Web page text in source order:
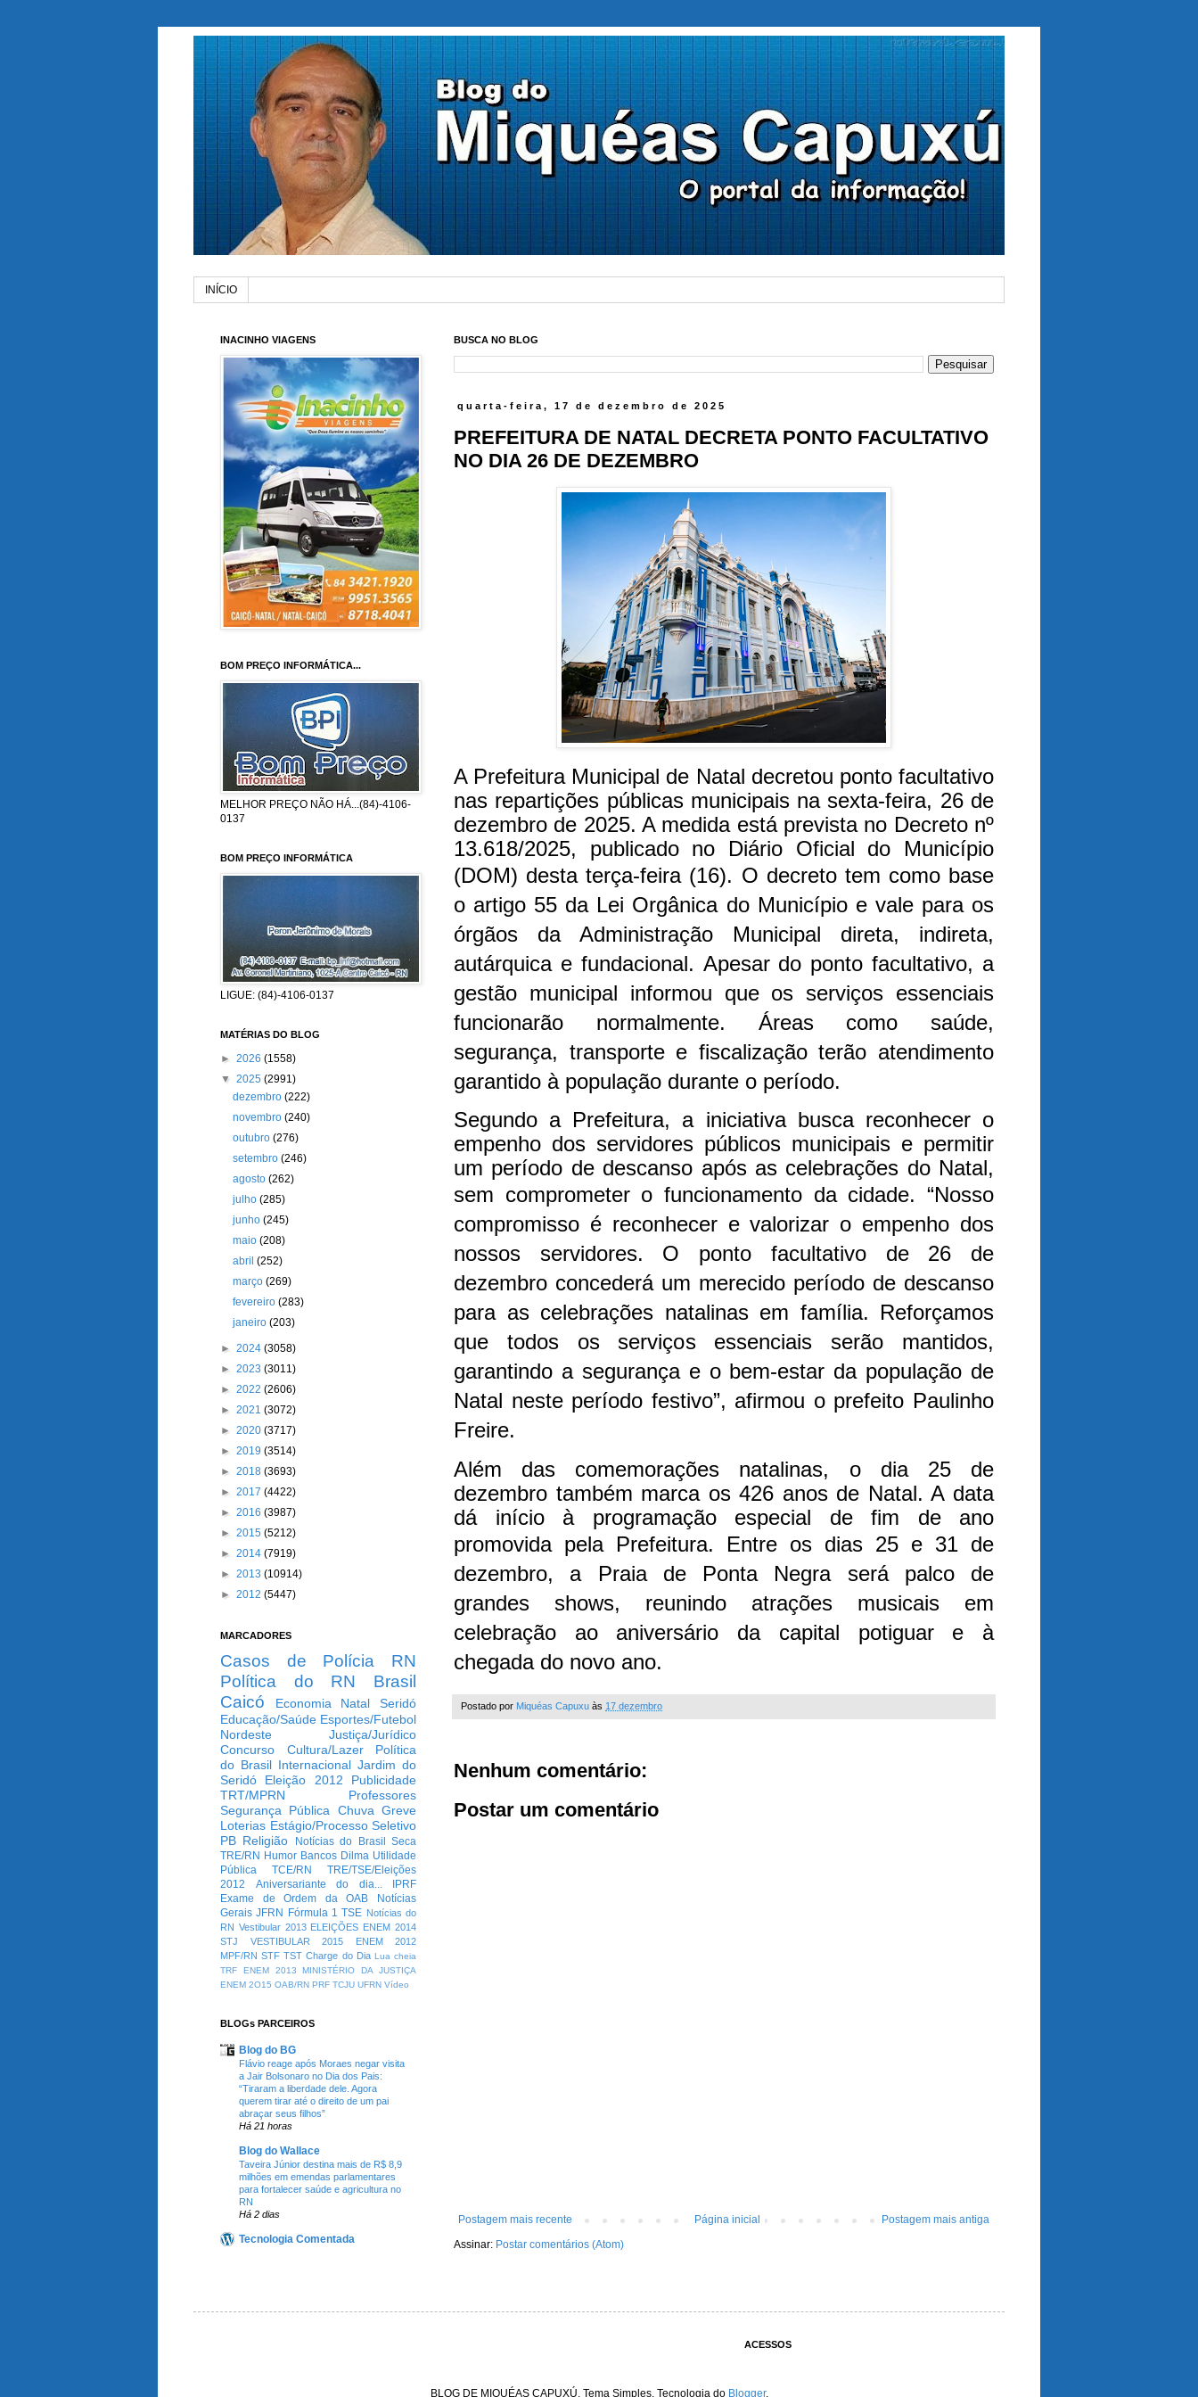
INÍCIO
BUSCA NO BLOG
quarta-feira, 17 de dezembro de 2025
PREFEITURA DE NATAL DECRETA PONTO FACULTATIVO
NO DIA 26 DE DEZEMBRO
A Prefeitura Municipal de Natal decretou ponto facultativo
nas repartições públicas municipais na sexta-feira, 26 de
dezembro de 2025. A medida está prevista no Decreto nº
13.618/2025, publicado no Diário Oficial do Município
(DOM) desta terça-feira (16). O decreto tem como base
o artigo 55 da Lei Orgânica do Município e vale para os
órgãos da Administração Municipal direta, indireta,
autárquica e fundacional. Apesar do ponto facultativo, a
gestão municipal informou que os serviços essenciais
funcionarão normalmente. Áreas como saúde,
segurança, transporte e fiscalização terão atendimento
garantido à população durante o período.
Segundo a Prefeitura, a iniciativa busca reconhecer o
empenho dos servidores públicos municipais e permitir
um período de descanso após as celebrações do Natal,
sem comprometer o funcionamento da cidade. “Nosso
compromisso é reconhecer e valorizar o empenho dos
nossos servidores. O ponto facultativo de 26 de
dezembro concederá um merecido período de descanso
para as celebrações natalinas em família. Reforçamos
que todos os serviços essenciais serão mantidos,
garantindo a segurança e o bem-estar da população de
Natal neste período festivo”, afirmou o prefeito Paulinho
Freire.
Além das comemorações natalinas, o dia 25 de
dezembro também marca os 426 anos de Natal. A data
dá início à programação especial de fim de ano
promovida pela Prefeitura. Entre os dias 25 e 31 de
dezembro, a Praia de Ponta Negra será palco de
grandes shows, reunindo atrações musicais em
celebração ao aniversário da capital potiguar e à
chegada do novo ano.
Postado por Miquéas Capuxu às 17 dezembro
Nenhum comentário:
Postar um comentário
Postagem mais recente Postagem mais antiga
Página inicial
Assinar: Postar comentários (Atom)
INACINHO VIAGENS
BOM PREÇO INFORMÁTICA...
MELHOR PREÇO NÃO HÁ...(84)-4106-
0137
BOM PREÇO INFORMÁTICA
LIGUE: (84)-4106-0137
MATÉRIAS DO BLOG
► 2026 (1558)
▼ 2025 (2991)
dezembro(222)
novembro(240)
outubro(276)
setembro(246)
agosto(262)
julho(285)
junho(245)
maio(208)
abril(252)
março(269)
fevereiro(283)
janeiro(203)
► 2024 (3058)
► 2023 (3011)
► 2022 (2606)
► 2021 (3072)
► 2020 (3717)
► 2019 (3514)
► 2018 (3693)
► 2017 (4422)
► 2016 (3987)
► 2015 (5212)
► 2014 (7919)
► 2013 (10914)
► 2012 (5447)
MARCADORES
Casos de Polícia
RN
Política do RN
Brasil
Caicó
Economia Natal
Seridó
Educação/Saúde Esportes/Futebol
Nordeste
Justiça/Jurídico
Concurso
Cultura/Lazer
Política
do Brasil Internacional Jardim do
Seridó
Eleição 2012
Publicidade
TRT/MPRN
Professores
Segurança Pública Chuva Greve
Loterias Estágio/Processo Seletivo
PB Religião Notícias do Brasil
Seca
TRE/RN Humor Bancos Dilma Utilidade
Pública
TCE/RN
TRE/TSE/Eleições
2012
Aniversariante do dia...
IPRF
Exame de Ordem da OAB
Notícias
Gerais JFRN Fórmula 1 TSE Notícias do
RN Vestibular 2013 ELEIÇÕES ENEM 2014
STJ
VESTIBULAR 2015
ENEM 2012
MPF/RN STF TST Charge do Dia Lua cheia
TRF
ENEM 2013
MINISTÉRIO DA JUSTIÇA
ENEM 2O15 OAB/RN PRF TCJU UFRN Vídeo
BLOGs PARCEIROS
Blog do BG
Flávio reage após Moraes negar visita
a Jair Bolsonaro no Dia dos Pais:
“Tiraram a liberdade dele. Agora
querem tirar até o direito de um pai
abraçar seus filhos”
Há 21 horas
Blog do Wallace
Taveira Júnior destina mais de R$ 8,9
milhões em emendas parlamentares
para fortalecer saúde e agricultura no
RN
Há 2 dias
Tecnologia Comentada
ACESSOS
BLOG DE MIQUÉAS CAPUXÚ. Tema Simples. Tecnologia do Blogger.